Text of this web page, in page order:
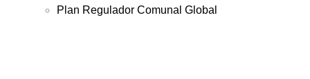
Plan Regulador Comunal Global